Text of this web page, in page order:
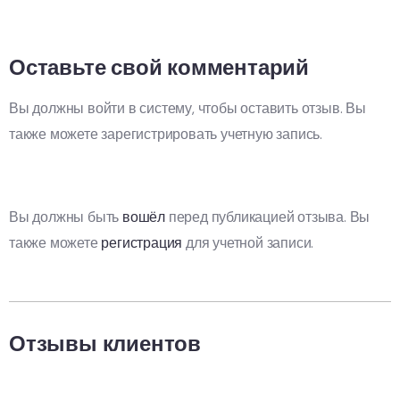
Оставьте свой комментарий
Вы должны войти в систему, чтобы оставить отзыв. Вы
также можете зарегистрировать учетную запись.
Вы должны быть вошёл перед публикацией отзыва. Вы
также можете регистрация для учетной записи.
Отзывы клиентов